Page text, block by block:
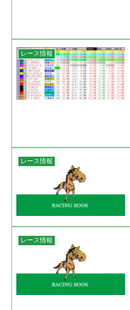
レース情報
レース情報
レース情報